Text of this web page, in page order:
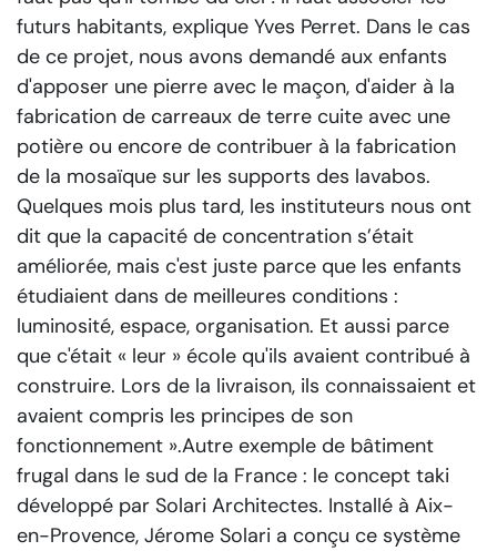
futurs habitants, explique Yves Perret. Dans le cas
de ce projet, nous avons demandé aux enfants
d'apposer une pierre avec le maçon, d'aider à la
fabrication de carreaux de terre cuite avec une
potière ou encore de contribuer à la fabrication
de la mosaïque sur les supports des lavabos.
Quelques mois plus tard, les instituteurs nous ont
dit que la capacité de concentration s’était
améliorée, mais c'est juste parce que les enfants
étudiaient dans de meilleures conditions :
luminosité, espace, organisation. Et aussi parce
que c'était « leur » école qu'ils avaient contribué à
construire. Lors de la livraison, ils connaissaient et
avaient compris les principes de son
fonctionnement ».Autre exemple de bâtiment
frugal dans le sud de la France : le concept taki
développé par Solari Architectes. Installé à Aix-
en-Provence, Jérome Solari a conçu ce système